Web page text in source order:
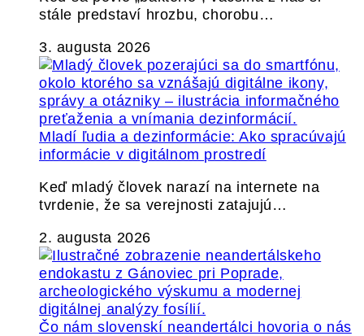
stále predstaví hrozbu, chorobu…
3. augusta 2026
Mladí ľudia a dezinformácie: Ako spracúvajú
informácie v digitálnom prostredí
Keď mladý človek narazí na internete na
tvrdenie, že sa verejnosti zatajujú…
2. augusta 2026
Čo nám slovenskí neandertálci hovoria o nás